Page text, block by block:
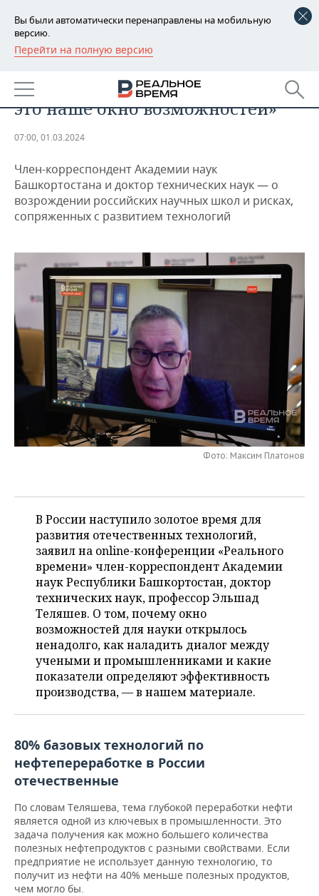
Вы были автоматически перенаправлены на мобильную
версию.
Перейти на полную версию
РЕГИОНЫ
БАШКОРТОСТАН
ТАТАРСТАН
НОВОСТИ
АНАЛИТИКА
ДЕКЛАРАЦИИ О ДОХОДАХ
КОРОЛИ ГОСЗАКАЗА ПФО
КОМУ ПРИНАДЛЕЖАТ
ТОРГОВЫЕ ЦЕНТРЫ
ТАТАРСТАНА
НОВОСТИ ЭКОНОМИКИ
ФИНАНСЫ
БЮДЖЕТ
ИНВЕСТИЦИИ
ПРОМЫШЛЕННОСТЬ
НОВОСТИ
ПРОМЫШЛЕННОСТИ
МАШИНОСТРОЕНИЕ
НЕФТЕХИМИЯ
НЕФТЬ
ОПК
ЭНЕРГЕТИКА
НЕДВИЖИМОСТЬ
НОВОСТИ АВТО
БИЗНЕС
НОВОСТИ БИЗНЕСА
РОЗНИЧНАЯ ТОРГОВЛЯ
ТРАНСПОРТ
ТЕХНОЛОГИИ
НОВОСТИ ТЕХНОЛОГИЙ
IT
ТЕЛЕКОММУНИКАЦИИ
МЕРОПРИЯТИЯ
НОВОСТИ МЕРОПРИЯТИЙ
ВЫЕЗДНАЯ РЕДАКЦИЯ
БИЗНЕС-БРАНЧИ
СПОРТ
НОВОСТИ СПОРТА
ФУТБОЛ
ВОЛЕЙБОЛ
КИБЕРСПОРТ
ФИГУРНОЕ КАТАНИЕ
ВОДНЫЕ ВИДЫ СПОРТА
ХОККЕЙ С МЯЧОМ
ОБЩЕСТВО
НОВОСТИ ОБЩЕСТВА
ИСТОРИЯ
КУЛЬТУРА
МЕДИЦИНА
ОБРАЗОВАНИЕ
ПРОИСШЕСТВИЯ
ФОТОГАЛЕРЕЯ
СПИСОК ПЕРСОН
СПИСОК КОМПАНИЙ
ПОЛНАЯ ВЕРСИЯ
Эльшад Теляшев: «Санкции —
это наше окно возможностей»
07:00, 01.03.2024
Член-корреспондент Академии наук
Башкортостана и доктор технических наук — о
возрождении российских научных школ и рисках,
сопряженных с развитием технологий
Фото: Максим Платонов
В России наступило золотое время для
развития отечественных технологий,
заявил на online-конференции «Реального
времени» член-корреспондент Академии
наук Республики Башкортостан, доктор
технических наук, профессор Эльшад
Теляшев. О том, почему окно
возможностей для науки открылось
ненадолго, как наладить диалог между
учеными и промышленниками и какие
показатели определяют эффективность
производства, — в нашем материале.
80% базовых технологий по
нефтепереработке в России
отечественные
По словам Теляшева, тема глубокой переработки нефти
является одной из ключевых в промышленности. Это
задача получения как можно большего количества
полезных нефтепродуктов с разными свойствами. Если
предприятие не использует данную технологию, то
получит из нефти на 40% меньше полезных продуктов,
чем могло бы.